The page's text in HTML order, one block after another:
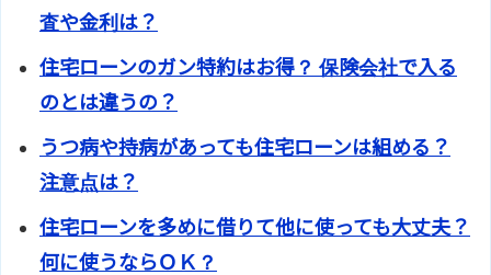
査や金利は？
住宅ローンのガン特約はお得？ 保険会社で入る
のとは違うの？
うつ病や持病があっても住宅ローンは組める？
注意点は？
住宅ローンを多めに借りて他に使っても大丈夫？
何に使うならＯＫ？